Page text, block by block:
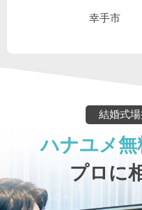
幸手市
結婚式
ハナユメ無
プロに